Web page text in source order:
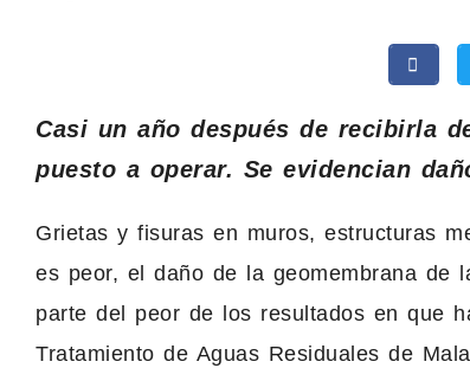
Casi un año después de recibirla
puesto a operar. Se evidencian
Grietas y fisuras en muros, estructuras
es peor, el daño de la geomembrana de
parte del peor de los resultados en que
Tratamiento de Aguas Residuales de